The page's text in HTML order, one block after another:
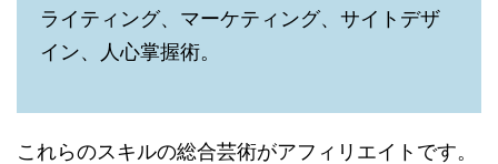
ライティング、マーケティング、サイトデザ
イン、人心掌握術。
これらのスキルの総合芸術がアフィリエイトです。